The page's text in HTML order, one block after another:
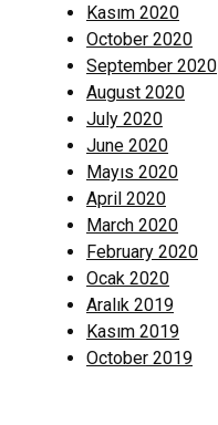
Kasım 2020
October 2020
September 2020
August 2020
July 2020
June 2020
Mayıs 2020
April 2020
March 2020
February 2020
Ocak 2020
Aralık 2019
Kasım 2019
October 2019